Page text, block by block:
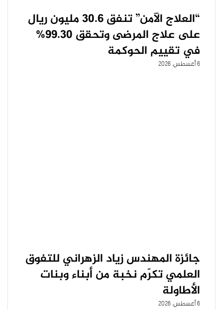
“العلاج الآمن” تنفق 30.6 مليون ريال
على علاج المرضى وتحقق 99.30%
في تقييم الحوكمة
6 أغسطس، 2026
جائزة المهندس زياد الزهراني للتفوق
العلمي تكرّم نخبة من أبناء وبنات
الأطاولة
6 أغسطس، 2026